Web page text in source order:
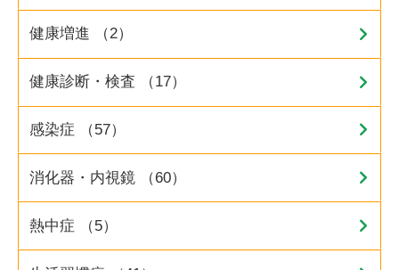
健康増進 （2）
健康診断・検査 （17）
感染症 （57）
消化器・内視鏡 （60）
熱中症 （5）